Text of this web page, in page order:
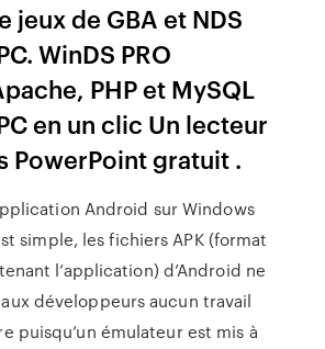
jeux de GBA et NDS
WinDS PRO
PHP et MySQL
en un clic Un lecteur
PowerPoint gratuit .
Android sur Windows
simple, les fichiers APK (format
l’application) d’Android ne
développeurs aucun travail
puisqu’un émulateur est mis à